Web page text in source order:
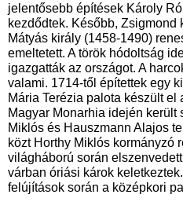
jelentősebb építések Károly
kezdődtek. Később,
Mátyás király (1458-1490)
emeltetett. A török hódoltság
igazgatták az országot. A
valami. 1714-től építettek egy
Mária Terézia palota készült el
Magyar Monarhia idején került
Miklós és Hauszmann Alajos
közt Horthy Miklós kormányzó
világháború során
várban óriási károk
felújítások során a középkori